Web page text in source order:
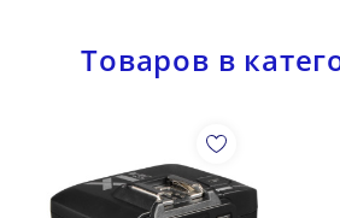
Товаров в